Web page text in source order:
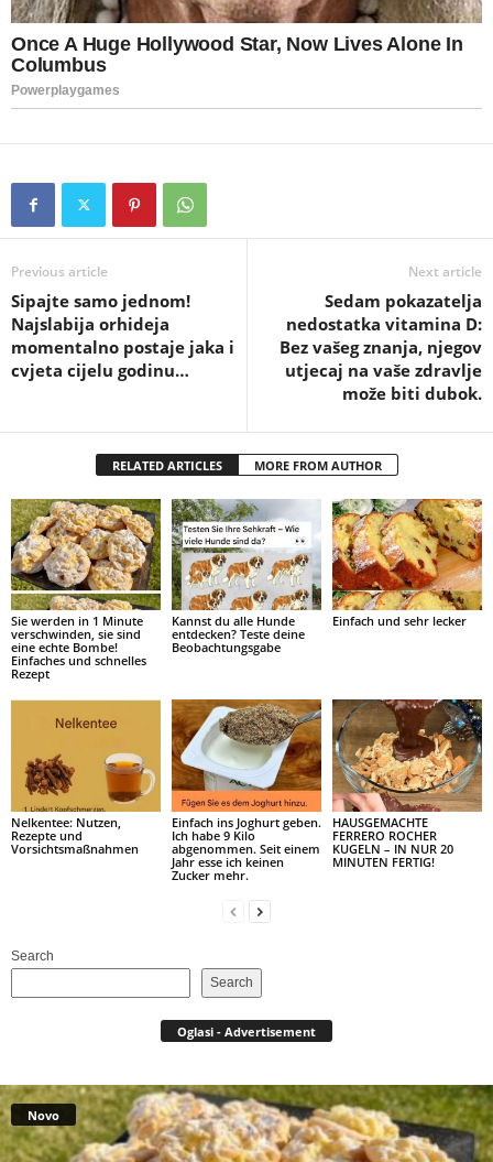
Previous article
Sipajte samo jednom!
Najslabija orhideja
momentalno postaje jaka i
cvjeta cijelu godinu…
Next article
Sedam pokazatelja
nedostatka vitamina D:
Bez vašeg znanja, njegov
utjecaj na vaše zdravlje
može biti dubok.
RELATED ARTICLES MORE FROM AUTHOR
Sie werden in 1 Minute
verschwinden, sie sind
eine echte Bombe!
Einfaches und schnelles
Rezept
Kannst du alle Hunde
entdecken? Teste deine
Beobachtungsgabe
Einfach und sehr lecker
Nelkentee: Nutzen,
Rezepte und
Vorsichtsmaßnahmen
Einfach ins Joghurt geben.
Ich habe 9 Kilo
abgenommen. Seit einem
Jahr esse ich keinen
Zucker mehr.
HAUSGEMACHTE
FERRERO ROCHER
KUGELN – IN NUR 20
MINUTEN FERTIG!
Search
Search
Oglasi - Advertisement
Novo